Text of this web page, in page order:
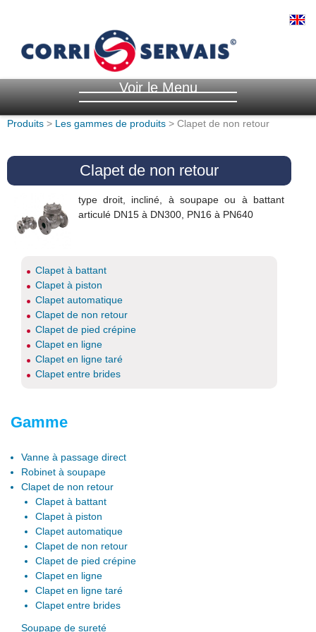
Voir le Menu
Produits > Les gammes de produits > Clapet de non retour
Clapet de non retour
type droit, incliné, à soupape ou à battant
articulé DN15 à DN300, PN16 à PN640
Clapet à battant
Clapet à piston
Clapet automatique
Clapet de non retour
Clapet de pied crépine
Clapet en ligne
Clapet en ligne taré
Clapet entre brides
Gamme
Vanne à passage direct
Robinet à soupape
Clapet de non retour
Clapet à battant
Clapet à piston
Clapet automatique
Clapet de non retour
Clapet de pied crépine
Clapet en ligne
Clapet en ligne taré
Clapet entre brides
Soupape de sureté